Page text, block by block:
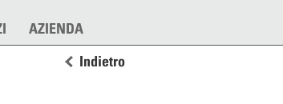
ALTRO
AZIENDA
Indietro